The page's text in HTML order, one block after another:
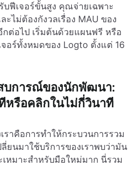
ฟีเจอร์ขั้นสูง คุณจ่ายเฉพาะ
ะไม่ต้องกังวลเรื่อง MAU ของ
อไป เริ่มต้นด้วยแผนฟรี หรือ
อร์ทั้งหมดของ Logto ตั้งแต่ 16
บการณ์ของนักพัฒนา:
หรือคลิกในไม่กี่วินาที
ราคือการทำให้กระบวนการรวม
ยนมาใช้บริการของเราพบว่ามัน
เหมาะสำหรับมือใหม่มาก นี่รวม